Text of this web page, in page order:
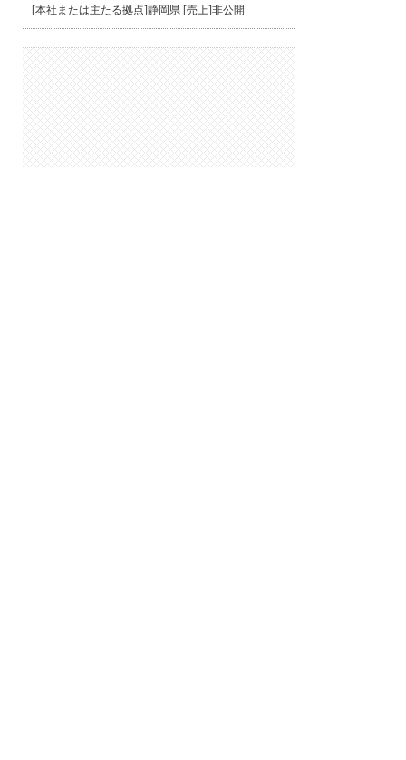
[本社または主たる拠点]静岡県 [売上]非公開